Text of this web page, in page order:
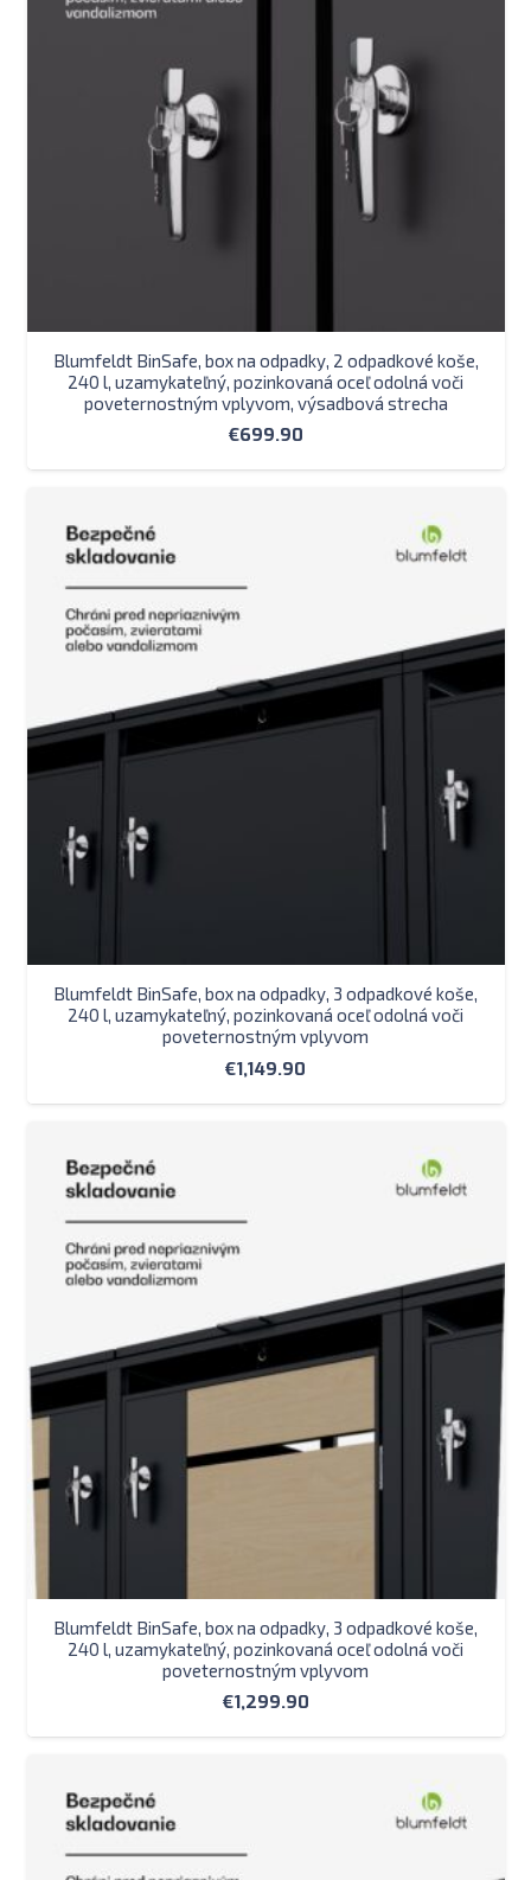
Blumfeldt BinSafe, box na odpadky, 2 odpadkové koše,
240 l, uzamykateľný, pozinkovaná oceľ odolná voči
poveternostným vplyvom, výsadbová strecha
€699.90
Blumfeldt BinSafe, box na odpadky, 3 odpadkové koše,
240 l, uzamykateľný, pozinkovaná oceľ odolná voči
poveternostným vplyvom
€1,149.90
Blumfeldt BinSafe, box na odpadky, 3 odpadkové koše,
240 l, uzamykateľný, pozinkovaná oceľ odolná voči
poveternostným vplyvom
€1,299.90